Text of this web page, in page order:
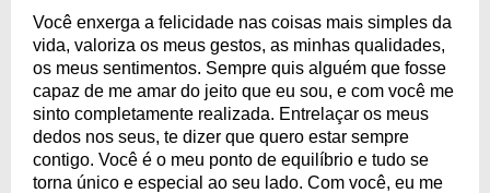
Você enxerga a felicidade nas coisas mais simples da
vida, valoriza os meus gestos, as minhas qualidades,
os meus sentimentos. Sempre quis alguém que fosse
capaz de me amar do jeito que eu sou, e com você me
sinto completamente realizada. Entrelaçar os meus
dedos nos seus, te dizer que quero estar sempre
contigo. Você é o meu ponto de equilíbrio e tudo se
torna único e especial ao seu lado. Com você, eu me